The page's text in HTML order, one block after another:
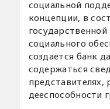
социальной
концепции, в
социального
создаётся банк
содержаться
представителях,
дееспособности